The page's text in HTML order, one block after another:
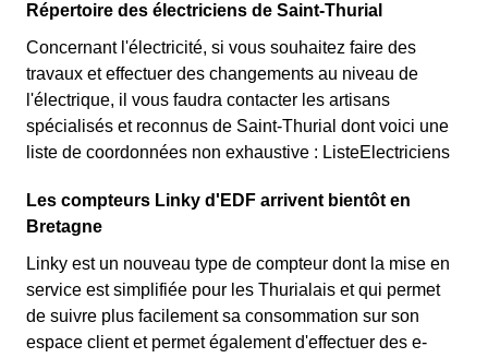
Répertoire des électriciens de Saint-Thurial
Concernant l'électricité, si vous souhaitez faire des
travaux et effectuer des changements au niveau de
l'électrique, il vous faudra contacter les artisans
spécialisés et reconnus de Saint-Thurial dont voici une
liste de coordonnées non exhaustive : ListeElectriciens
Les compteurs Linky d'EDF arrivent bientôt en
Bretagne
Linky est un nouveau type de compteur dont la mise en
service est simplifiée pour les Thurialais et qui permet
de suivre plus facilement sa consommation sur son
espace client et permet également d'effectuer des e-